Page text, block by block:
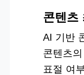
콘텐츠
AI 기반
콘텐츠
표절 여